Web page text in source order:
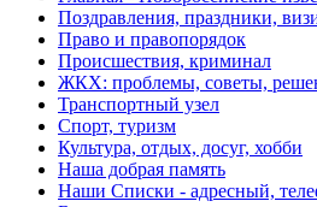
Поздравления, праздники,
Право и правопорядок
Происшествия, криминал
ЖКХ: проблемы, советы,
Транспортный узел
Спорт, туризм
Культура, отдых, досуг, хобби
Наша добрая память
Наши Списки - адресный,